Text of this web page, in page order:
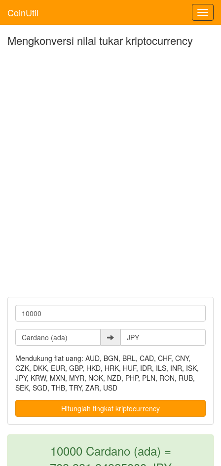
CoinUtil
Mengkonversi nilai tukar kriptocurrency
Mendukung fiat uang: AUD, BGN, BRL, CAD, CHF, CNY,
CZK, DKK, EUR, GBP, HKD, HRK, HUF, IDR, ILS, INR, ISK,
JPY, KRW, MXN, MYR, NOK, NZD, PHP, PLN, RON, RUB,
SEK, SGD, THB, TRY, ZAR, USD
10000 Cardano (ada) =